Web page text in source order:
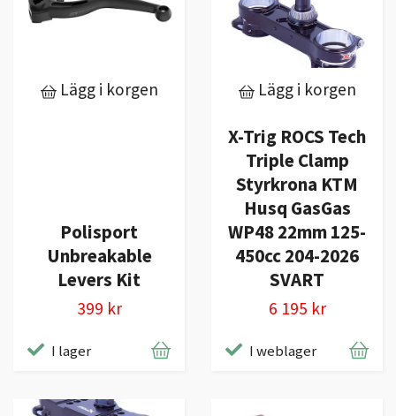
Lägg i korgen
Polisport
Unbreakable
Levers Kit
399 kr
I lager
Lägg i korgen
X-Trig ROCS Tech
Triple Clamp
Styrkrona KTM
Husq GasGas
WP48 22mm 125-
450cc 204-2026
SVART
6 195 kr
I weblager